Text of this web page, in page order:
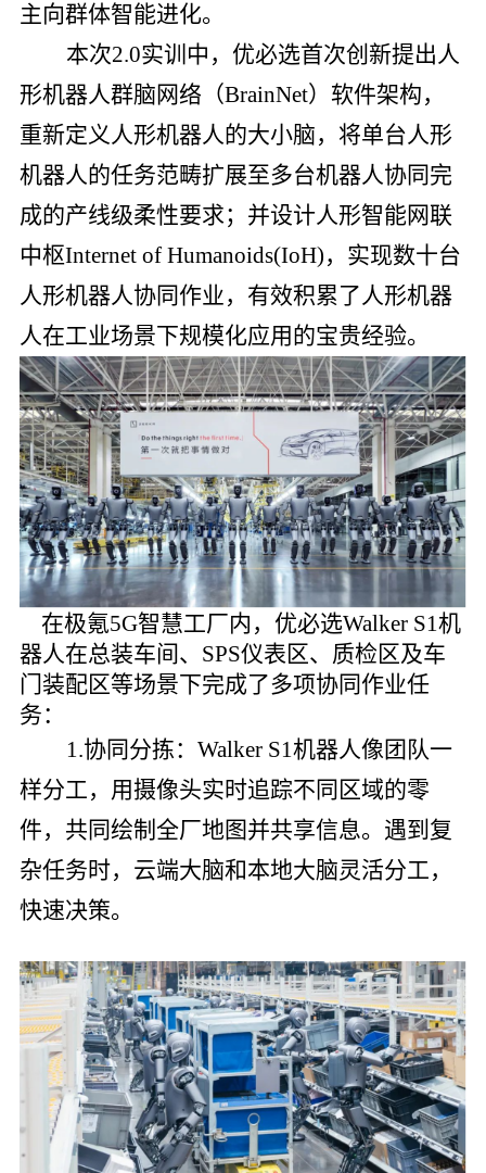
主向群体智能进化。
本次2.0实训中，优必选首次创新提出人
形机器人群脑网络（BrainNet）软件架构，
重新定义人形机器人的大小脑，将单台人形
机器人的任务范畴扩展至多台机器人协同完
成的产线级柔性要求；并设计人形智能网联
中枢Internet of Humanoids(IoH)，实现数十台
人形机器人协同作业，有效积累了人形机器
人在工业场景下规模化应用的宝贵经验。
在极氪5G智慧工厂内，优必选Walker S1机
器人在总装车间、SPS仪表区、质检区及车
门装配区等场景下完成了多项协同作业任
务：
1.协同分拣：Walker S1机器人像团队一
样分工，用摄像头实时追踪不同区域的零
件，共同绘制全厂地图并共享信息。遇到复
杂任务时，云端大脑和本地大脑灵活分工，
快速决策。